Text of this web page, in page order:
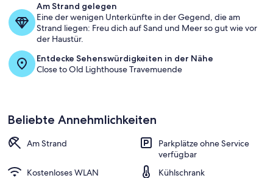
Am Strand gelegen
Eine der wenigen Unterkünfte in der Gegend, die am
Strand liegen: Freu dich auf Sand und Meer so gut wie vor
der Haustür.
Entdecke Sehenswürdigkeiten in der Nähe
Close to Old Lighthouse Travemuende
Beliebte Annehmlichkeiten
Am Strand
Parkplätze ohne Service
verfügbar
Kostenloses WLAN
Kühlschrank